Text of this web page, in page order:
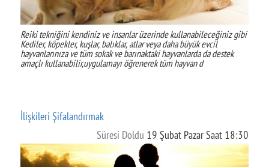
Reiki tekniğini kendiniz ve insanlar üzerinde kullanabileceğiniz gibi
Kediler, köpekler, kuşlar, balıklar, atlar veya daha büyük evcil
hayvanlarınıza ve tüm sokak ve barınaktaki hayvanlarda da destek
amaçlı kullanabilir,uygulamayı öğrenerek tüm hayvan d
İlişkileri Şifalandırmak
Süresi Doldu 19 Şubat Pazar Saat 18:30